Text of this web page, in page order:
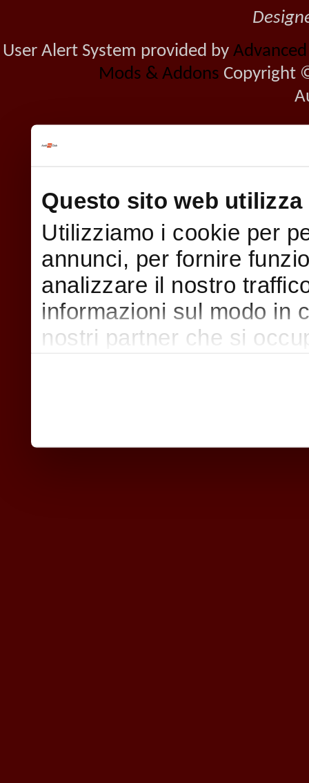
Questo sito web utilizza
Utilizziamo i cookie per
annunci, per fornire
analizzare il nostro
informazioni sul modo in
nostri partner che si
nostri cookie se
User Alert System provided by
Mods & Addons Copyright